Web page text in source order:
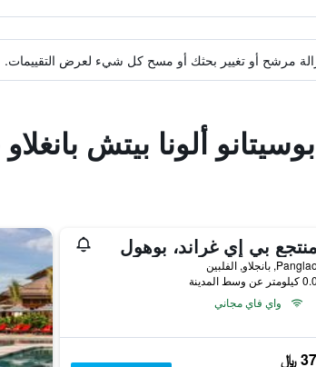
مرشح أو تغيير بحثك أو مسح كل شيء لعرض التقييمات.
ألونا بيتش بانغلاو
منتجع بي إي غراند، بوهول
Panglao, بانجلاو, الفلبين
0.0 كيلومتر عن وسط المدينة
واي فاي مجاني
﷼